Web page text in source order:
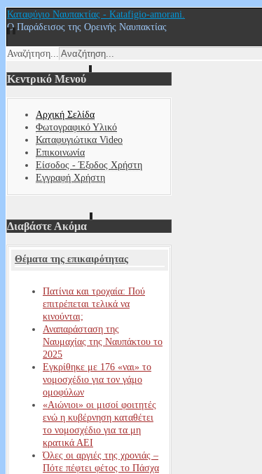
Καταφύγιο Ναυπακτίας - Katafigio-amorani.
Ο Παράδεισος της Ορεινής Ναυπακτίας
Αναζήτηση...
Κεντρικό Μενού
Αρχική Σελίδα
Φωτογραφικό Υλικό
Καταφυγιώτικα Video
Επικοινωνία
Είσοδος - Έξοδος Χρήστη
Εγγραφή Χρήστη
Διαβάστε Ακόμα
Θέματα της επικαιρότητας
Πατίνια και τροχαία: Πού
επιτρέπεται τελικά να
κινούνται;
Αναπαράσταση της
Ναυμαχίας της Ναυπάκτου το
2025
Εγκρίθηκε με 176 «ναι» το
νομοσχέδιο για τον γάμο
ομοφύλων
«Αιώνιοι» οι μισοί φοιτητές
ενώ η κυβέρνηση καταθέτει
το νομοσχέδιο για τα μη
κρατικά ΑΕΙ
Όλες οι αργιές της χρονιάς –
Πότε πέφτει φέτος το Πάσχα